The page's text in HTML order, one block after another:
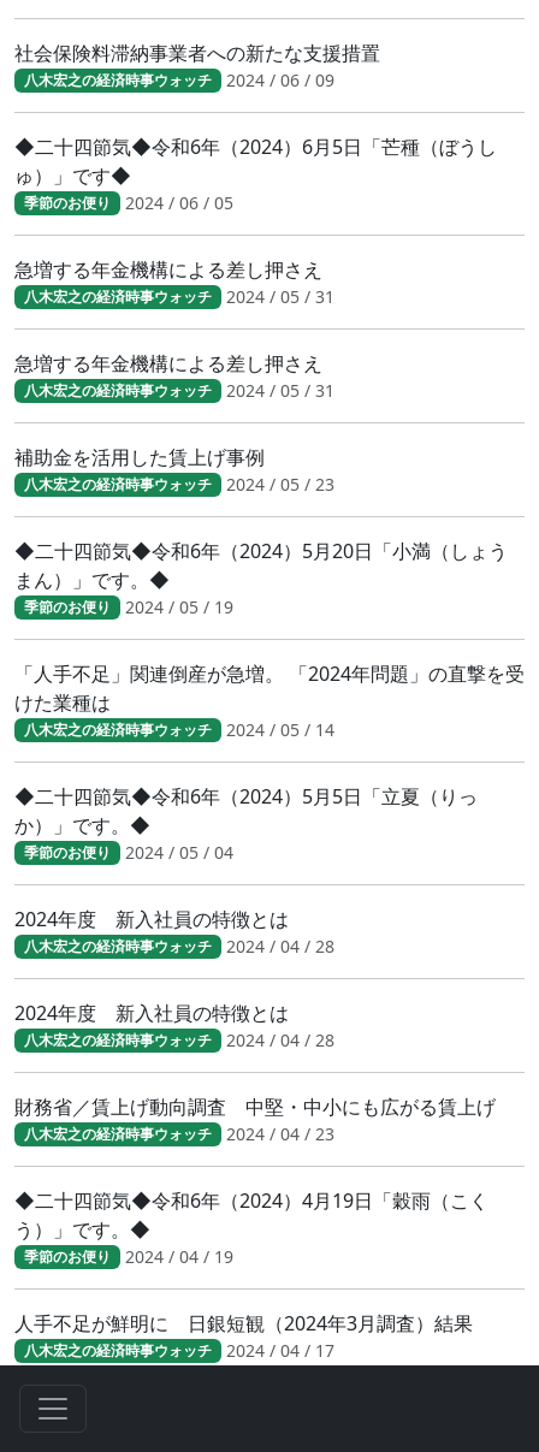
社会保険料滞納事業者への新たな支援措置
八木宏之の経済時事ウォッチ 2024 / 06 / 09
◆二十四節気◆令和6年（2024）6月5日「芒種（ぼうし
ゅ）」です◆
季節のお便り 2024 / 06 / 05
急増する年金機構による差し押さえ
八木宏之の経済時事ウォッチ 2024 / 05 / 31
急増する年金機構による差し押さえ
八木宏之の経済時事ウォッチ 2024 / 05 / 31
補助金を活用した賃上げ事例
八木宏之の経済時事ウォッチ 2024 / 05 / 23
◆二十四節気◆令和6年（2024）5月20日「小満（しょう
まん）」です。◆
季節のお便り 2024 / 05 / 19
「人手不足」関連倒産が急増。 「2024年問題」の直撃を受
けた業種は
八木宏之の経済時事ウォッチ 2024 / 05 / 14
◆二十四節気◆令和6年（2024）5月5日「立夏（りっ
か）」です。◆
季節のお便り 2024 / 05 / 04
2024年度 新入社員の特徴とは
八木宏之の経済時事ウォッチ 2024 / 04 / 28
2024年度 新入社員の特徴とは
八木宏之の経済時事ウォッチ 2024 / 04 / 28
財務省／賃上げ動向調査 中堅・中小にも広がる賃上げ
八木宏之の経済時事ウォッチ 2024 / 04 / 23
◆二十四節気◆令和6年（2024）4月19日「穀雨（こく
う）」です。◆
季節のお便り 2024 / 04 / 19
人手不足が鮮明に 日銀短観（2024年3月調査）結果
八木宏之の経済時事ウォッチ 2024 / 04 / 17
人手不足が鮮明に 日銀短観（2024年3月調査）結果